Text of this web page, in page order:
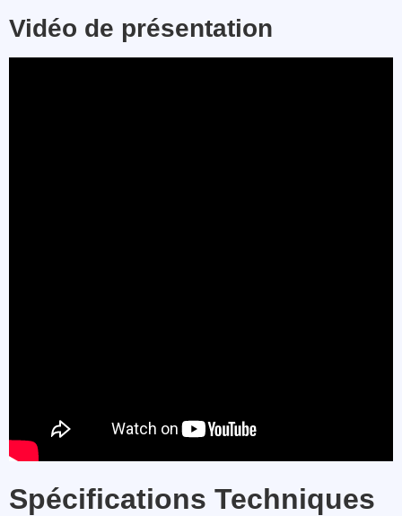
Vidéo de présentation
Spécifications Techniques